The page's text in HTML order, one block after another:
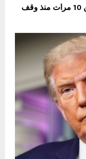
إيران هاجمت القوات الأميركية أكثر من 10 مرات منذ وقف